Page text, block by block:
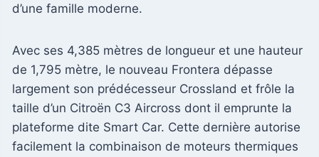
d’une famille moderne.
Avec ses 4,385 mètres de longueur et une hauteur
de 1,795 mètre, le nouveau Frontera dépasse
largement son prédécesseur Crossland et frôle la
taille d’un Citroën C3 Aircross dont il emprunte la
plateforme dite Smart Car. Cette dernière autorise
facilement la combinaison de moteurs thermiques